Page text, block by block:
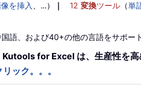
を挿入 、...） ｜ 12 変換ツール （単
語、および40+の他の言語をサポー
Kutools for Excel は、生産性を
ック。。。